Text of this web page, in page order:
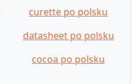
curette po polsku
datasheet po polsku
cocoa po polsku